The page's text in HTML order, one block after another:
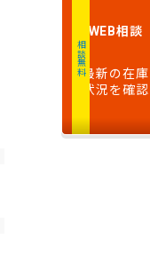
気
量
検
相談無料
WEB相談
最新の在庫
状況を確認